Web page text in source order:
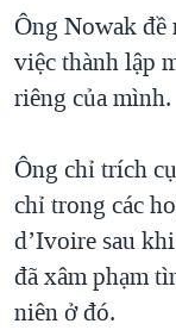
QUAN HỆ VIỆT
Ông Nowak
việc thành lập
riêng của mình.
Ông chỉ trích
chỉ trong các
d’Ivoire sau
đã xâm phạm
niên ở đó.